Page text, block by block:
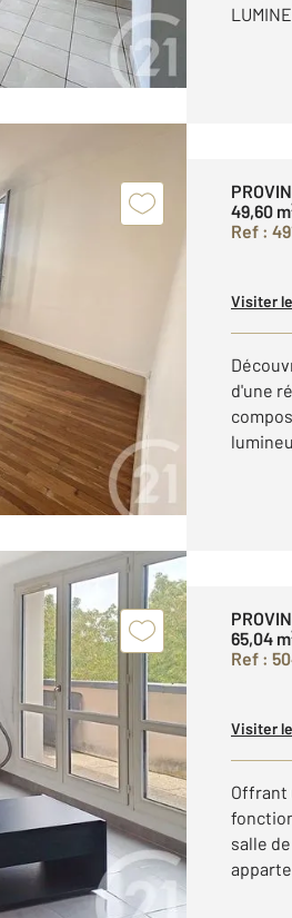
49,60 m
Ref :
Visiter
d'une
65,04 m
Ref :
Visiter
Offrant
salle